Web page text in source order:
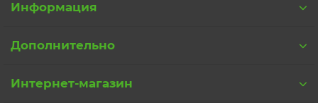
Информация
Дополнительно
Интернет-магазин